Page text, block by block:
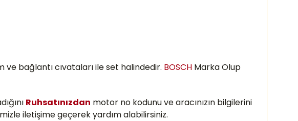
ve bağlantı cıvataları ile set halindedir. BOSCH Marka Olup
Ruhsatınızdan motor no kodunu ve aracınızın bilgilerini
iletişime geçerek yardım alabilirsiniz.